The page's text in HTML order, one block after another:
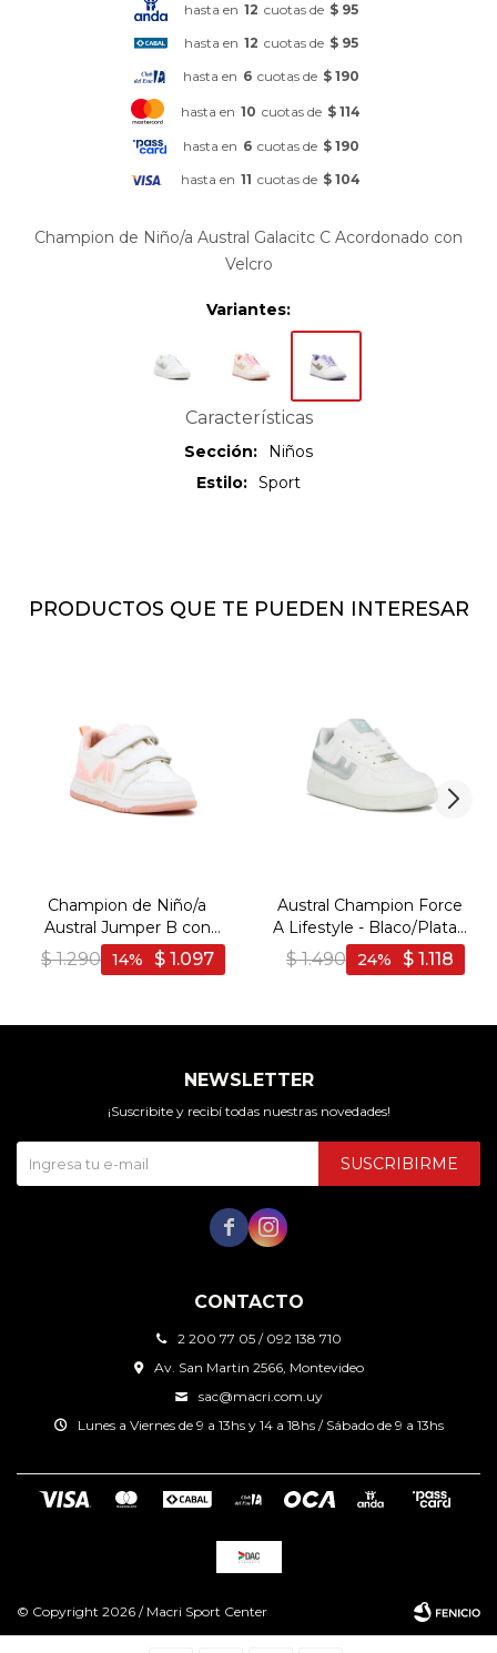
hasta en 12 cuotas de $ 95
hasta en 12 cuotas de $ 95
hasta en 6 cuotas de $ 190
hasta en 10 cuotas de $ 114
hasta en 6 cuotas de $ 190
hasta en 11 cuotas de $ 104
Champion de Niño/a Austral Galacitc C Acordonado con
Velcro
Variantes:
Características
Sección
Niños
Estilo
Sport
PRODUCTOS QUE TE PUEDEN INTERESAR
Champion de Niño/a
Austral Jumper B con
Velcro - Blanco-Rosa
Claro
$ 1.290 $ 1.097
14
Austral Champion Force
A Lifestyle - Blaco/Plata -
Blanco-Plata
$ 1.490 $ 1.118
24
CONTACTO
2 200 77 05 / 092 138 710
Av. San Martin 2566, Montevideo
sac@macri.com.uy
Lunes a Viernes de 9 a 13hs y 14 a 18hs / Sábado de 9 a 13hs
NEWSLETTER
¡Suscribite y recibí todas nuestras novedades!
SUSCRIBIRME
 
© Copyright 2026 / Macri Sport Center